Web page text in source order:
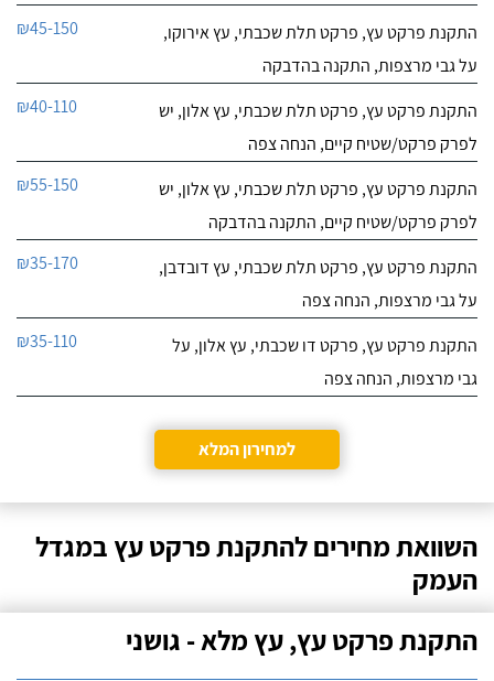
התקנת פרקט עץ, פרקט תלת שכבתי, עץ אירוקו,
על גבי מרצפות, התקנה בהדבקה
₪45-150
התקנת פרקט עץ, פרקט תלת שכבתי, עץ אלון, יש
לפרק פרקט/שטיח קיים, הנחה צפה
₪40-110
התקנת פרקט עץ, פרקט תלת שכבתי, עץ אלון, יש
לפרק פרקט/שטיח קיים, התקנה בהדבקה
₪55-150
התקנת פרקט עץ, פרקט תלת שכבתי, עץ דובדבן,
על גבי מרצפות, הנחה צפה
₪35-170
התקנת פרקט עץ, פרקט דו שכבתי, עץ אלון, על
גבי מרצפות, הנחה צפה
₪35-110
למחירון המלא
השוואת מחירים להתקנת פרקט עץ במגדל
העמק
התקנת פרקט עץ, עץ מלא - גושני